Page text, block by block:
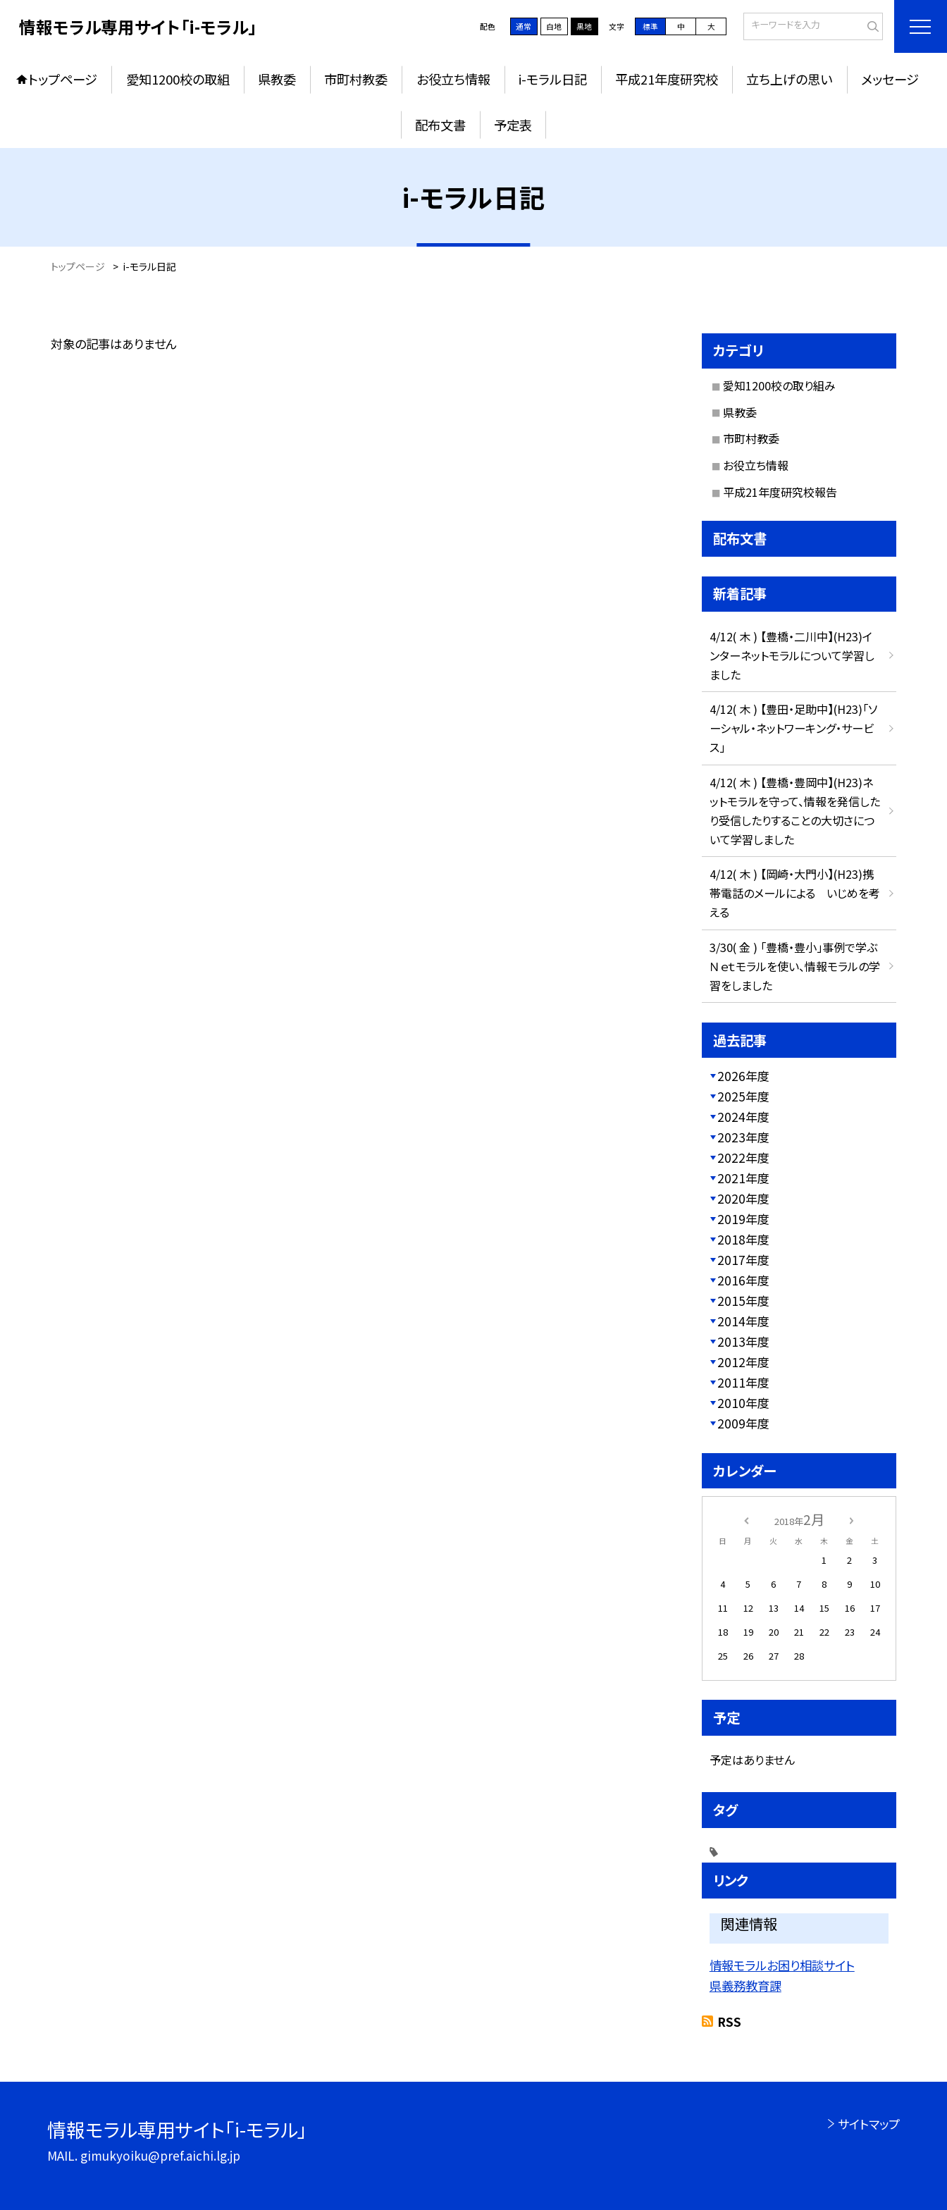
情報モラル専用サイト「i-モラル」 配色 通常 白地 黒地 文字 標準 中 大
トップページ 愛知1200校の取組 県教委 市町村教委 お役立ち情報 i-モラル日記 平成21年度研究校 立ち上げの思い メッセージ
配布文書 予定表
i-モラル日記
トップページ > i-モラル日記
対象の記事はありません カテゴリ
愛知1200校の取り組み
県教委
市町村教委
お役立ち情報
平成21年度研究校報告
配布文書
新着記事
4/12( 木 ) 【豊橋・二川中】(H23)イ
ンターネットモラルについて学習し
ました
4/12( 木 ) 【豊田・足助中】(H23)「ソ
ーシャル・ネットワーキング・サービ
ス」
4/12( 木 ) 【豊橋・豊岡中】(H23)ネ
ットモラルを守って、情報を発信した
り受信したりすることの大切さにつ
いて学習しました
4/12( 木 ) 【岡崎・大門小】(H23)携
帯電話のメールによる いじめを考
える
3/30( 金 ) 「豊橋・豊小」事例で学ぶ
Ｎｅｔモラルを使い、情報モラルの学
習をしました
過去記事
2026年度
2025年度
2024年度
2023年度
2022年度
2021年度
2020年度
2019年度
2018年度
2017年度
2016年度
2015年度
2014年度
2013年度
2012年度
2011年度
2010年度
2009年度
カレンダー
2018年2月
日 月 火 水 木 金 土
1 2
3
4
5 6 7 8 9
10
11
12 13 14 15 16
17
18
19 20 21 22 23
24
25
26 27 28
予定
予定はありません
タグ
リンク
関連情報
情報モラルお困り相談サイト
県義務教育課
RSS
情報モラル専用サイト「i-モラル」
MAIL. gimukyoiku@pref.aichi.lg.jp
サイトマップ